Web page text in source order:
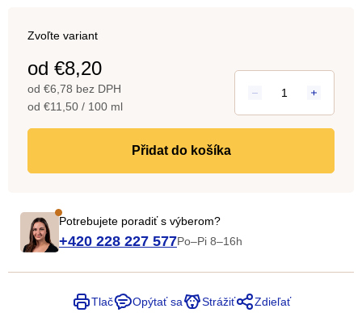
od €8,20
od €6,78 bez DPH
Jednotková
od €11,50 / 100 ml
Zvoľte variant
do košíka
Potrebujete poradiť s výberom?
+420 228 227 577Po–Pi 8–16h
Tlač Opýtať sa Strážiť Zdieľať